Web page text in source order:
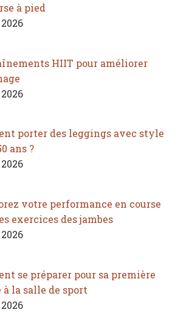
à pied
HIIT pour améliorer
porter des leggings avec style
ans ?
votre performance en course
exercices des jambes
se préparer pour sa première
à la salle de sport